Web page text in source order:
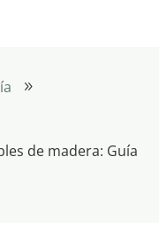
9
de madera: Guía